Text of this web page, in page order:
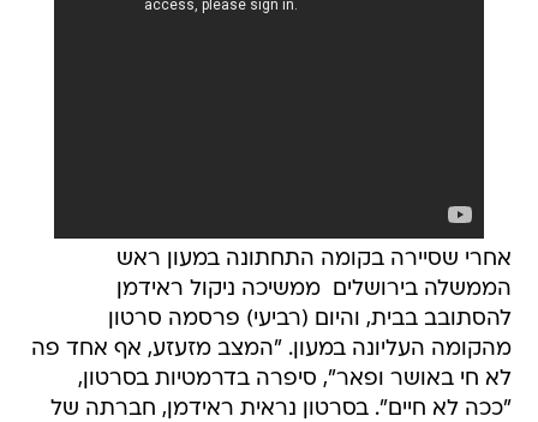
אחרי שסיירה בקומה התחתונה במעון ראש
הממשלה בירושלים  ממשיכה ניקול ראידמן
להסתובב בבית, והיום (רביעי) פרסמה סרטון
מהקומה העליונה במעון. "המצב מזעזע, אף אחד פה
לא חי באושר ופאר", סיפרה בדרמטיות בסרטון,
"ככה לא חיים". בסרטון נראית ראידמן, חברתה של